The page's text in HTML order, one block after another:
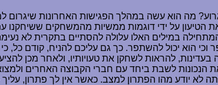
מה הוא עשה במהלך הפגישות האחרונות שיגרום
על ידי דוגמות ממשיות מהמשחקים ששיחקנו
במילים האלו עלולה להסתיים בתקרית לא
הוא יכול להשתפר. כך גם עליכם להניח, קודם כל,
להראות לשחקן את טעויותיו, ולאחר מכן
לשבת ביחד עם חברי הקבוצה האחרים ולמצוא
לא יודע מהו הפתרון למצב. כאשר אין לך פתרון,